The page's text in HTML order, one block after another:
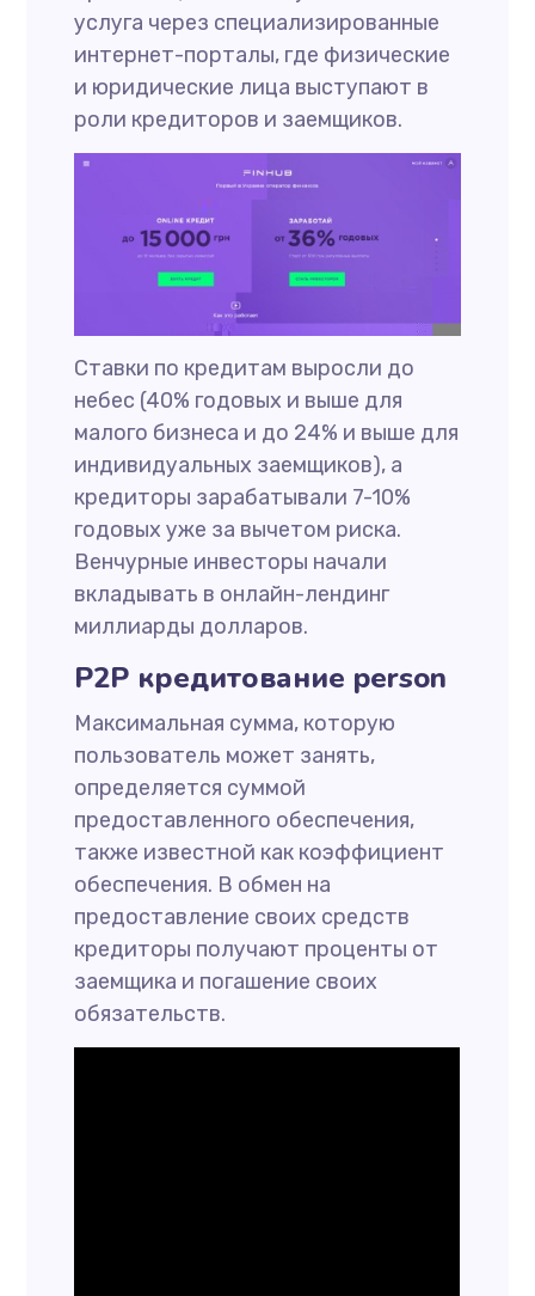
услуга через специализированные
интернет-порталы, где физические
и юридические лица выступают в
роли кредиторов и заемщиков.
Ставки по кредитам выросли до
небес (40% годовых и выше для
малого бизнеса и до 24% и выше для
индивидуальных заемщиков), а
кредиторы зарабатывали 7-10%
годовых уже за вычетом риска.
Венчурные инвесторы начали
вкладывать в онлайн-лендинг
миллиарды долларов.
P2P кредитование person
Максимальная сумма, которую
пользователь может занять,
определяется суммой
предоставленного обеспечения,
также известной как коэффициент
обеспечения. В обмен на
предоставление своих средств
кредиторы получают проценты от
заемщика и погашение своих
обязательств.